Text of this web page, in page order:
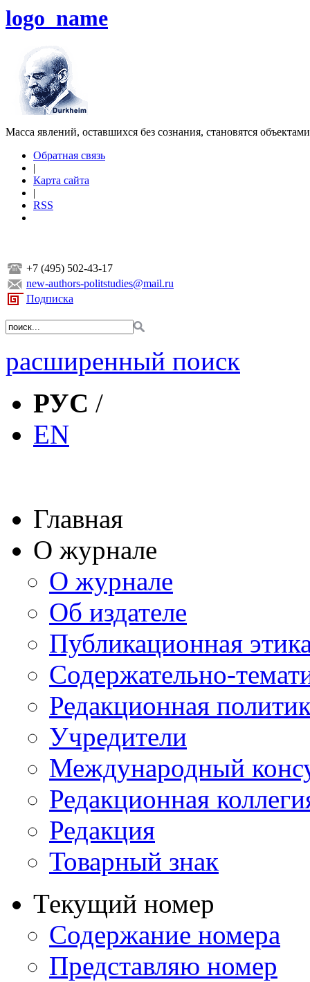
logo_name
Масса явлений, оставшихся без сознания, становятся
Обратная связь
|
Карта сайта
|
RSS
+7 (495) 502-43-17
new-authors-politstudies@mail.ru
Подписка
расширенный поиск
РУС /
EN
Главная
О журнале
О журнале
Об издателе
Публикационная
Содержательно-
Редакционная
Учредители
Международный
Редакционная
Редакция
Товарный знак
Текущий номер
Содержание номера
Представляю номер